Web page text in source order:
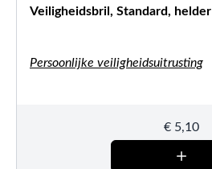
Veiligheidsbril, Standard, helder
Persoonlijke veiligheidsuitrusting
€ 5,10